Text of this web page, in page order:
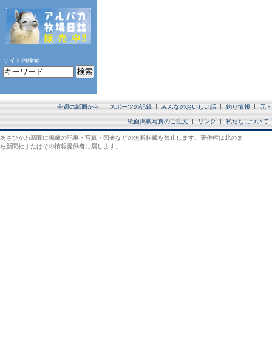
サイト内検索
今週の紙面から スポーツの記録 みんなのおいしい話 釣り情報 元
紙面掲載写真のご注文 リンク 私たちについて
あさひかわ新聞に掲載の記事・写真・図表などの無断転載を禁止します。著作権は北のま
ち新聞社またはその情報提供者に属します。